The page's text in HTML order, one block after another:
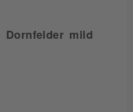
Dornfelder mild